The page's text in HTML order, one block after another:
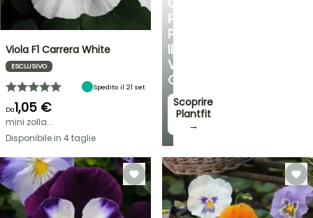
PERSONALIZZATI
PER
IL
VOSTRO
GIARDINO
Scoprire
Plantfit
→
Viola F1 Carrera White
ESCLUSIVO
Spedito il 21 set
Da1,05 €
mini zolla...
Disponibile in 4 taglie